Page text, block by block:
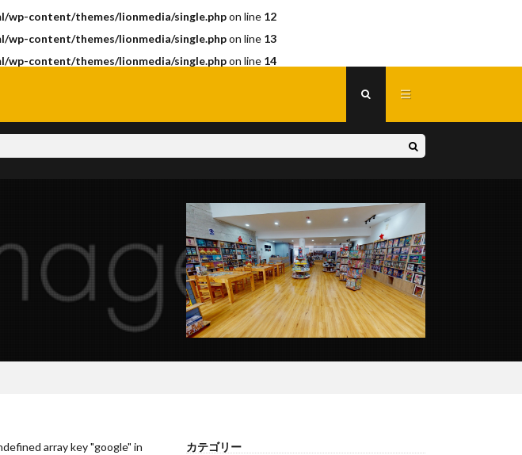
wp-content/themes/lionmedia/single.phpon line 12
wp-content/themes/lionmedia/single.phpon line 13
wp-content/themes/lionmedia/single.phpon line 14
array key "google" in
カテゴリー